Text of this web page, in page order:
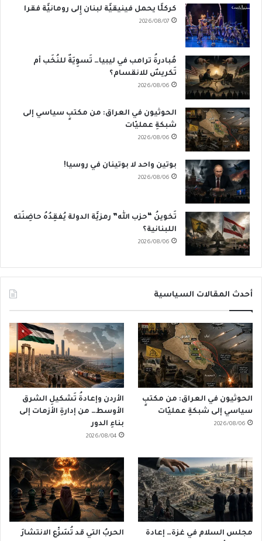
كركلَّا يحمل فينيقيَّة لبنان إِلى رومانيَّة فقرا
2026/08/07
مُبادرةُ ترامب في ليبيا… تَسوِيَةٌ للنُخَب أم
تَكريسٌ للانقسام؟
2026/08/06
الحوثيون في العراق: من مكتبٍ سياسي إلى
شبكةِ عمليّات
2026/08/06
بوتين واحد لا بوتينان في روسيا!
2026/08/06
تَخوينُ “حزب الله” رمزيَّة الدولة يُفقِدُهُ حاضِنَته
اللبنانية؟
2026/08/06
أحدث المقالات السياسية
الحوثيون في العراق: من مكتبٍ
سياسي إلى شبكةِ عمليّات
2026/08/06
الأردن وإعادةُ تَشكيلِ الشرق
الأوسط… من إدارةِ الأزمات إلى
بناءِ الدور
2026/08/04
مجلس السلام في غزة… إعادة
الحربُ التي قد تُسَرِّع الانتشارَ